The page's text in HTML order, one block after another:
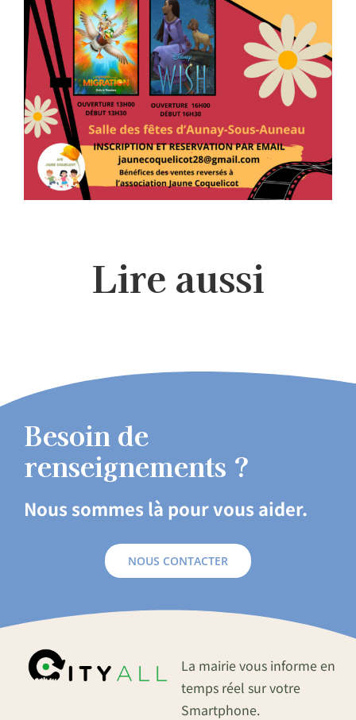
Lire aussi
Besoin de
renseignements ?
Nous sommes là pour vous aider.
NOUS CONTACTER
La mairie vous informe en
temps réel sur votre
Smartphone.